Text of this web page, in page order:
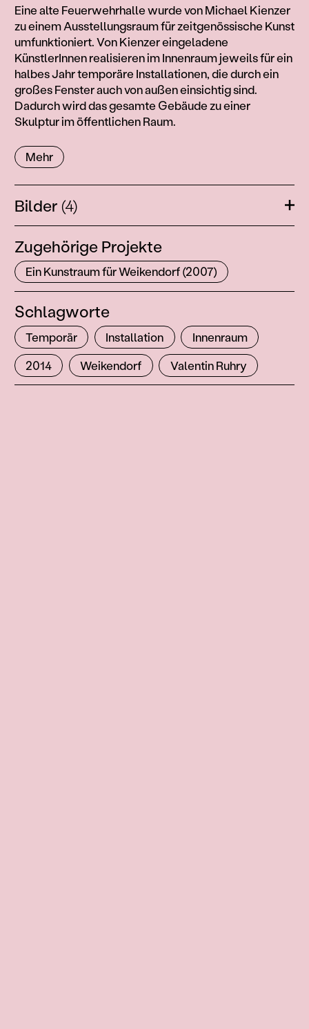
Information
Eine alte Feuerwehrhalle wurde von Michael Kienzer
zu einem Ausstellungsraum für zeitgenössische Kunst
umfunktioniert. Von Kienzer eingeladene
KünstlerInnen realisieren im Innenraum jeweils für ein
halbes Jahr temporäre Installationen, die durch ein
großes Fenster auch von außen einsichtig sind.
Dadurch wird das gesamte Gebäude zu einer
Skulptur im öffentlichen Raum.
Mehr
Bilder (4)
Zugehörige Projekte
Ein Kunstraum für Weikendorf (2007)
Schlagworte
Temporär Installation
Innenraum
2014
Weikendorf Valentin Ruhry